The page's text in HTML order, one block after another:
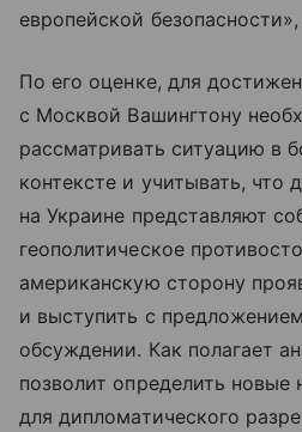
европейской
По его оценке, для
с Москвой Вашингтону
рассматривать ситуацию в
контексте и учитывать, что
на Украине представляют
геополитическое
американскую сторону
и выступить с
обсуждении. Как полагает
позволит определить новые
для дипломатического